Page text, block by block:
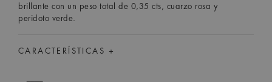
brillante con un peso total de 0,35 cts, cuarzo rosa y
peridoto verde.
CARACTERÍSTICAS +